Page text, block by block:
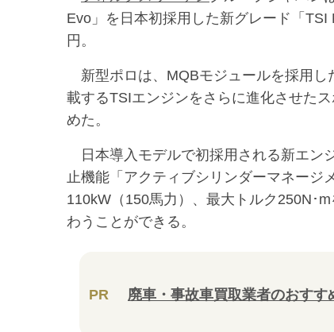
Evo」を日本初採用した新グレード「
円。
新型ポロは、MQBモジュールを採用し
載するTSIエンジンをさらに進化させた
めた。
日本導入モデルで初採用される新エン
止機能「アクティブシリンダーマネージ
110kW（150馬力）、最大トルク250N･
わうことができる。
PR 廃車・事故車買取業者のおすす